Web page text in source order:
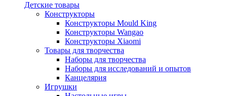
Детские товары
Конструкторы
Конструкторы Mould King
Конструкторы Wangao
Конструкторы Xiaomi
Товары для творчества
Наборы для творчества
Наборы для исследований и опытов
Канцелярия
Игрушки